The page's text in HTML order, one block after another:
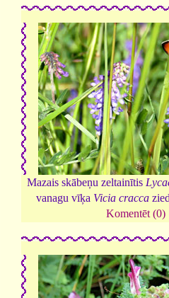
Mazais skābeņu zeltainītis
vanagu vīķa Vicia cracca
Komentēt (0)